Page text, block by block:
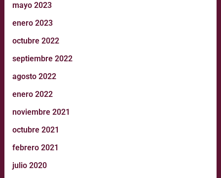
mayo 2023
enero 2023
octubre 2022
septiembre 2022
agosto 2022
enero 2022
noviembre 2021
octubre 2021
febrero 2021
julio 2020